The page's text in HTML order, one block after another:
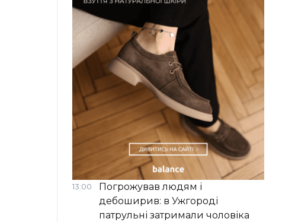
13:00
Погрожував людям і
дебоширив: в Ужгороді
патрульні затримали чоловіка